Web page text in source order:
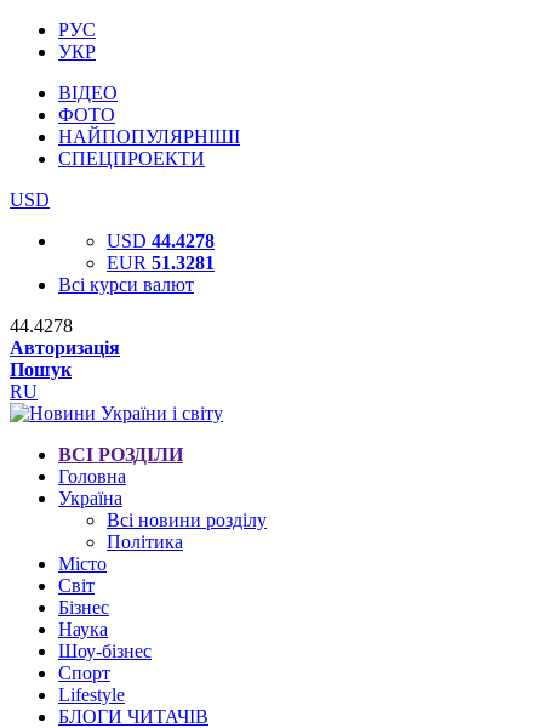
РУС
УКР
ВІДЕО
ФОТО
НАЙПОПУЛЯРНІШІ
СПЕЦПРОЕКТИ
USD
USD 44.4278
EUR 51.3281
Всі курси валют
44.4278
Авторизація
Пошук
RU
ВСІ РОЗДІЛИ
Головна
Україна
Всі новини розділу
Політика
Місто
Світ
Бізнес
Наука
Шоу-бізнес
Спорт
Lifestyle
БЛОГИ ЧИТАЧІВ